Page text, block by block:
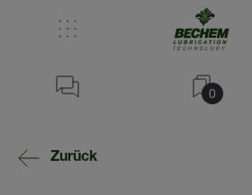
0
Zurück